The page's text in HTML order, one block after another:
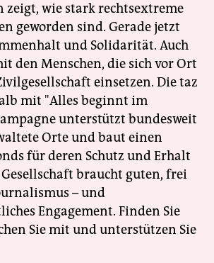
zeigt, wie stark rechtsextreme
geworden sind. Gerade jetzt
und Solidarität. Auch
den Menschen, die sich vor Ort
einsetzen. Die taz
mit "Alles beginnt im
unterstützt bundesweit
Orte und baut einen
für deren Schutz und Erhalt
braucht guten, frei
– und
Engagement. Finden Sie
Sie mit und unterstützen Sie